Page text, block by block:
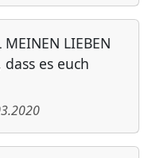
LIEBEN
dass es euch